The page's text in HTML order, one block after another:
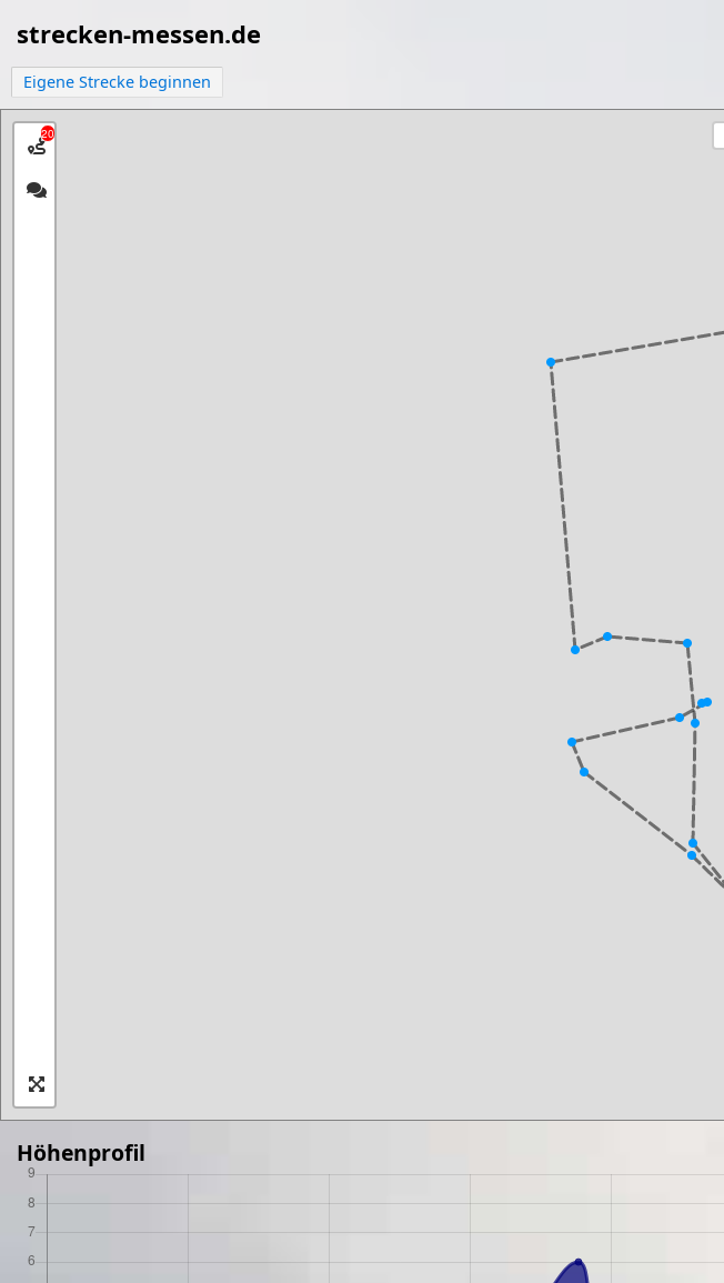
strecken-messen.de
Eigene Strecke beginnen
20
Höhenprofil